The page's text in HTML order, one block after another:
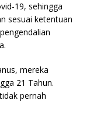
19, sehingga
sesuai ketentuan
mereka
21 Tahun.
pernah